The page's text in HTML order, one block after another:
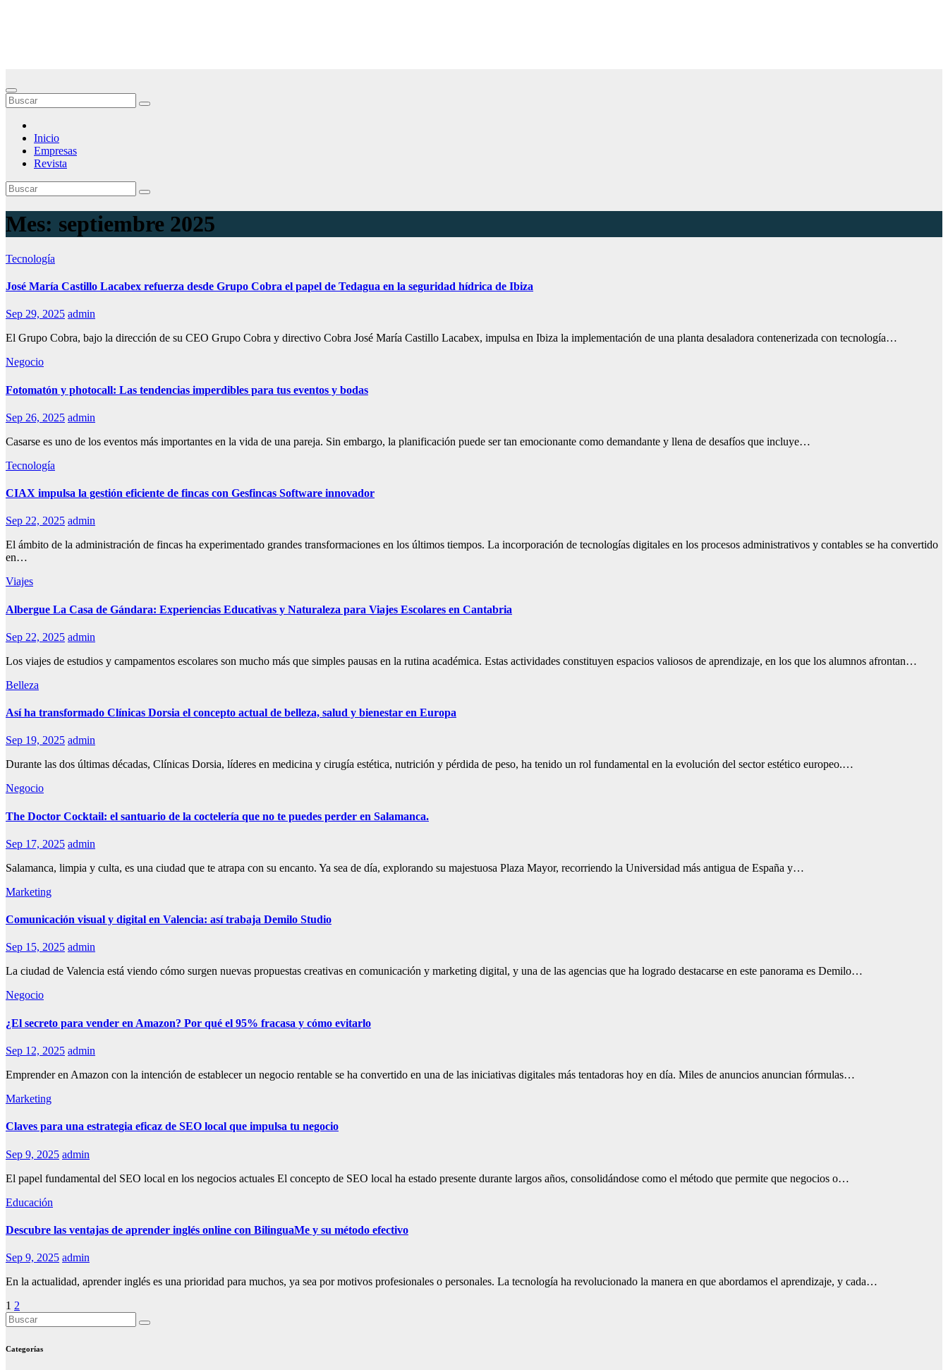
Inicio
Empresas
Revista
Mes: septiembre 2025
Tecnología
José María Castillo Lacabex refuerza desde Grupo Cobra el papel de Tedagua en la seguridad hídrica de Ibiza
Sep 29, 2025 admin
El Grupo Cobra, bajo la dirección de su CEO Grupo Cobra y directivo Cobra José María Castillo Lacabex, impulsa en Ibiza la implementación de una planta desaladora contenerizada con tecnología…
Negocio
Fotomatón y photocall: Las tendencias imperdibles para tus eventos y bodas
Sep 26, 2025 admin
Casarse es uno de los eventos más importantes en la vida de una pareja. Sin embargo, la planificación puede ser tan emocionante como demandante y llena de desafíos que incluye…
Tecnología
CIAX impulsa la gestión eficiente de fincas con Gesfincas Software innovador
Sep 22, 2025 admin
El ámbito de la administración de fincas ha experimentado grandes transformaciones en los últimos tiempos. La incorporación de tecnologías digitales en los procesos administrativos y contables se ha convertido
en…
Viajes
Albergue La Casa de Gándara: Experiencias Educativas y Naturaleza para Viajes Escolares en Cantabria
Sep 22, 2025 admin
Los viajes de estudios y campamentos escolares son mucho más que simples pausas en la rutina académica. Estas actividades constituyen espacios valiosos de aprendizaje, en los que los alumnos afrontan…
Belleza
Así ha transformado Clínicas Dorsia el concepto actual de belleza, salud y bienestar en Europa
Sep 19, 2025 admin
Durante las dos últimas décadas, Clínicas Dorsia, líderes en medicina y cirugía estética, nutrición y pérdida de peso, ha tenido un rol fundamental en la evolución del sector estético europeo.…
Negocio
The Doctor Cocktail: el santuario de la coctelería que no te puedes perder en Salamanca.
Sep 17, 2025 admin
Salamanca, limpia y culta, es una ciudad que te atrapa con su encanto. Ya sea de día, explorando su majestuosa Plaza Mayor, recorriendo la Universidad más antigua de España y…
Marketing
Comunicación visual y digital en Valencia: así trabaja Demilo Studio
Sep 15, 2025 admin
La ciudad de Valencia está viendo cómo surgen nuevas propuestas creativas en comunicación y marketing digital, y una de las agencias que ha logrado destacarse en este panorama es Demilo…
Negocio
¿El secreto para vender en Amazon? Por qué el 95% fracasa y cómo evitarlo
Sep 12, 2025 admin
Emprender en Amazon con la intención de establecer un negocio rentable se ha convertido en una de las iniciativas digitales más tentadoras hoy en día. Miles de anuncios anuncian fórmulas…
Marketing
Claves para una estrategia eficaz de SEO local que impulsa tu negocio
Sep 9, 2025 admin
El papel fundamental del SEO local en los negocios actuales El concepto de SEO local ha estado presente durante largos años, consolidándose como el método que permite que negocios o…
Educación
Descubre las ventajas de aprender inglés online con BilinguaMe y su método efectivo
Sep 9, 2025 admin
En la actualidad, aprender inglés es una prioridad para muchos, ya sea por motivos profesionales o personales. La tecnología ha revolucionado la manera en que abordamos el aprendizaje, y cada…
Paginación
de
entradas
1 2
Categorías